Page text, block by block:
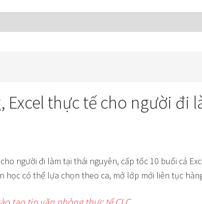
Excel thực tế cho người đi
người đi làm tại thái nguyên, cấp tốc 10 buổi cả
học có thể lựa chọn theo ca, mở lớp mới liên tục